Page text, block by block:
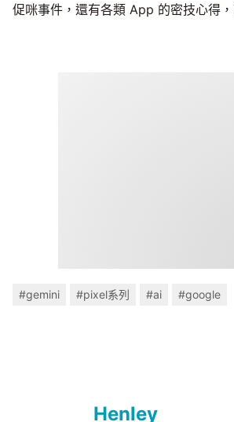
促咪事件，還有各類 App 的密技心得，
#gemini #pixel系列 #ai #google
Henley